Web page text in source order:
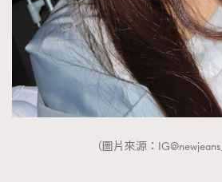
（圖片來源：